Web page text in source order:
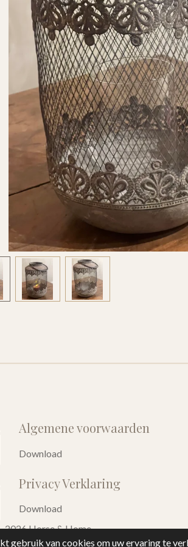
gebruik van cookies om uw ervaring te
Algemene voorwaarden
Download
Privacy Verklaring
Download
2026 Horse & Home